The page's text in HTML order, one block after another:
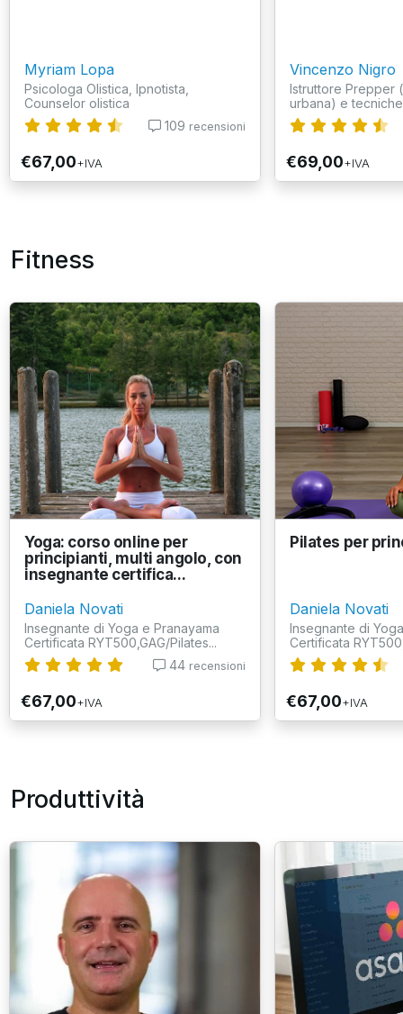
Myriam Lopa
Psicologa Olistica, Ipnotista,
Counselor olistica
109 recensioni
€67,00+IVA
Vincenzo Nigro
Istruttore Prepper
urbana) e
€69,00+IVA
Fitness
Yoga: corso online per
principianti, multi angolo, con
insegnante certifica...
Daniela Novati
Insegnante di Yoga e Pranayama
Certificata RYT500,GAG/Pilates...
44 recensioni
€67,00+IVA
Pilates per
Daniela Novati
Insegnante di
Certificata
€67,00+IVA
Produttività